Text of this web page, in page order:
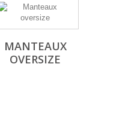
MANTEAUX
OVERSIZE